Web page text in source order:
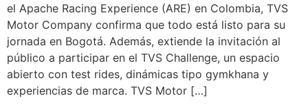
el Apache Racing Experience (ARE) en Colombia, TVS
Motor Company confirma que todo está listo para su
jornada en Bogotá. Además, extiende la invitación al
público a participar en el TVS Challenge, un espacio
abierto con test rides, dinámicas tipo gymkhana y
experiencias de marca. TVS Motor […]